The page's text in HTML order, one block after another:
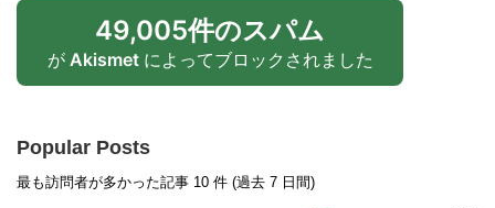
49,005件のスパム
が Akismetによってブロックされました
Popular Posts
最も訪問者が多かった記事 10 件 (過去 7 日間)